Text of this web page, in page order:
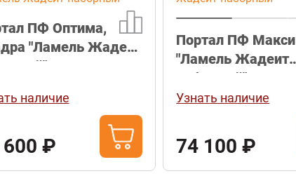
ПФ Оптима,
"Ламель Жадеит
наличие
600 ₽
Портал ПФ Макси
"Ламель Жадеит
наборный"
Узнать наличие
74 100 ₽